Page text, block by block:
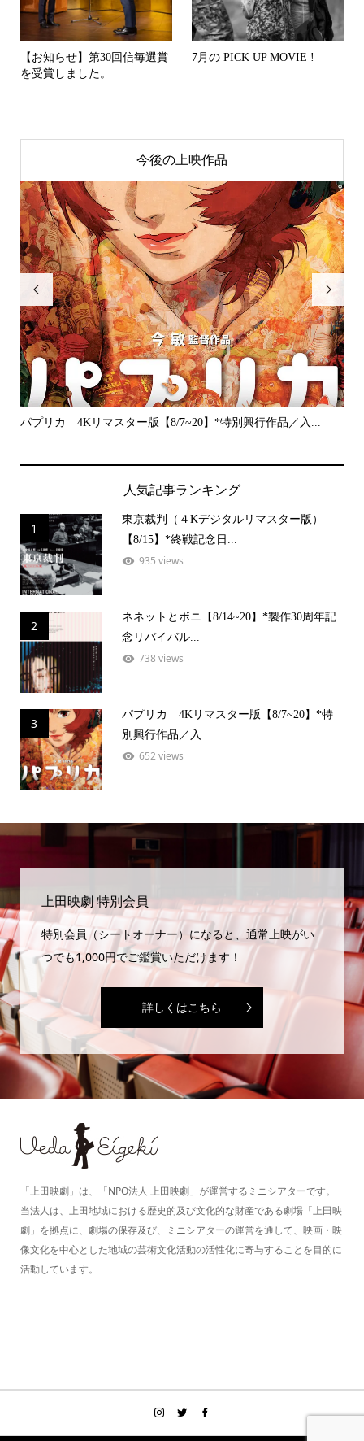
【お知らせ】第30回信毎選賞
を受賞しました。
7月の PICK UP MOVIE !
今後の上映作品

パプリカ 4Kリマスター版【8/7~20】*特別興行作品／入...

人気記事ランキング
1
東京裁判（４Kデジタルリマスター版）
【8/15】*終戦記念日...
935 views
2
ネネットとボニ【8/14~20】*製作30周年記
念リバイバル...
738 views
3
パプリカ 4Kリマスター版【8/7~20】*特
別興行作品／入...
652 views
上田映劇 特別会員
特別会員（シートオーナー）になると、通常上映がい
つでも1,000円でご鑑賞いただけます！
詳しくはこちら
「上田映劇」は、「NPO法人 上田映劇」が運営するミニシアターです。
当法人は、上田地域における歴史的及び文化的な財産である劇場「上田映
劇」を拠点に、劇場の保存及び、ミニシアターの運営を通して、映画・映
像文化を中心とした地域の芸術文化活動の活性化に寄与することを目的に
活動しています。